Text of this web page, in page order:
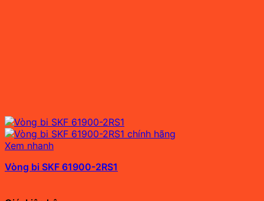
Xem nhanh
Vòng bi SKF 61900-2RS1